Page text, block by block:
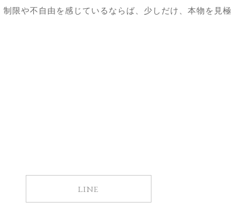
限や不自由を感じているならば、少しだけ、本物を見
LINE